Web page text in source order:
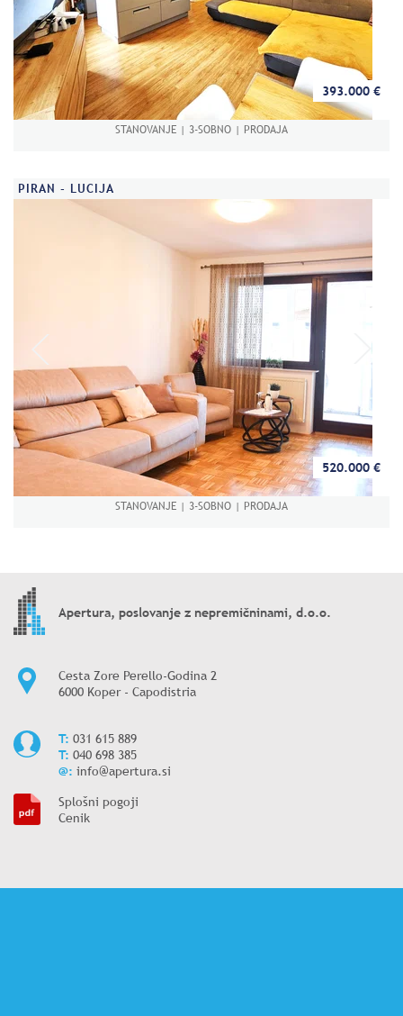
393.000 €
STANOVANJE | 3-SOBNO | PRODAJA
PIRAN - LUCIJA
520.000 €
STANOVANJE | 3-SOBNO | PRODAJA
Apertura, poslovanje z nepremičninami, d.o.o.
Cesta Zore Perello-Godina 2
6000 Koper - Capodistria
T: 031 615 889
T: 040 698 385
@: info@apertura.si
Splošni pogoji
Cenik